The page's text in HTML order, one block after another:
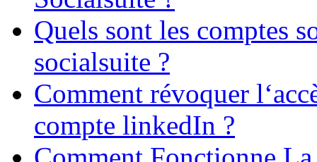
Quels sont les comptes
socialsuite ?
Comment révoquer
compte linkedIn ?